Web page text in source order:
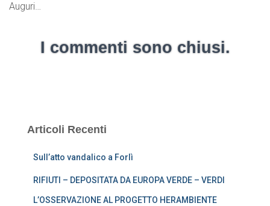
Auguri…
I commenti sono chiusi.
Articoli Recenti
Sull’atto vandalico a Forlì
RIFIUTI – DEPOSITATA DA EUROPA VERDE – VERDI
L’OSSERVAZIONE AL PROGETTO HERAMBIENTE